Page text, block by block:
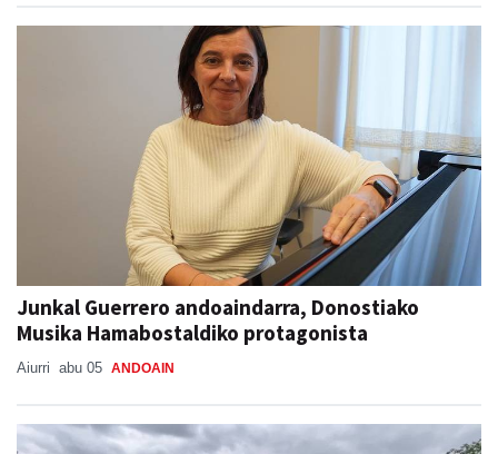
Junkal Guerrero andoaindarra, Donostiako
Musika Hamabostaldiko protagonista
Aiurri abu 05 ANDOAIN